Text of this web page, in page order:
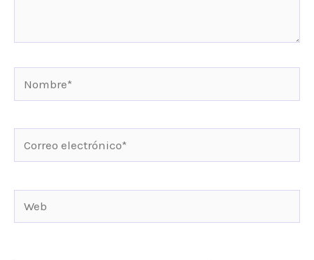
Nombre*
electrónico*